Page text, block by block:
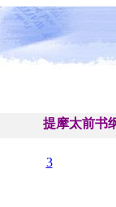
提摩太前书
3